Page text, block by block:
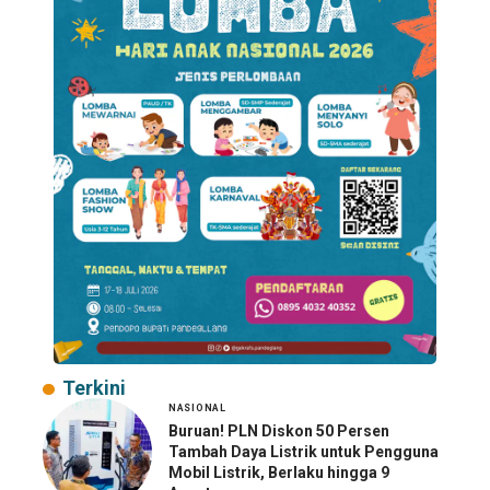
Terkini
NASIONAL
Buruan! PLN Diskon 50 Persen
Tambah Daya Listrik untuk Pengguna
Mobil Listrik, Berlaku hingga 9